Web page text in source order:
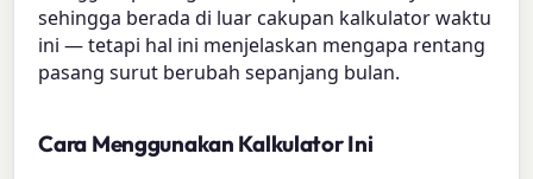
sehingga berada di luar cakupan kalkulator waktu
ini — tetapi hal ini menjelaskan mengapa rentang
pasang surut berubah sepanjang bulan.
Cara Menggunakan Kalkulator Ini